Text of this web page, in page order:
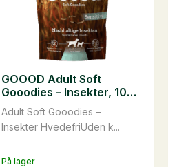
På lager
Adult Soft Gooodies –
Insekter HvedefriUden k...
GOOOD Adult Soft
Gooodies – Insekter, 100
g